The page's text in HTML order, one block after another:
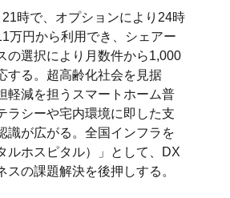
時で、オプションにより24時
万円から利用でき、シェアー
の選択により月数件から1,000
する。超高齢化社会を見据
軽減を担うスマートホーム普
ラシーや宅内環境に即した支
識が広がる。全国インフラを
ルホスピタル）」として、DX
スの課題解決を後押しする。